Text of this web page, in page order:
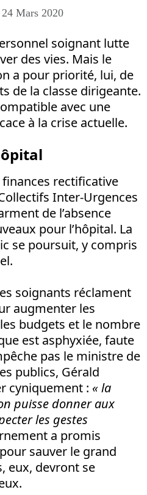
24 Mars 2020
soignant lutte
des vies. Mais le
a pour priorité, lui, de
de la classe dirigeante.
avec une
à la crise actuelle.
finances rectificative
Inter-Urgences
de l’absence
pour l’hôpital. La
se poursuit, y compris
soignants réclament
augmenter les
budgets et le nombre
est asphyxiée, faute
pas le ministre de
publics, Gérald
cyniquement : « la
puisse donner aux
les gestes
a promis
sauver le grand
eux, devront se